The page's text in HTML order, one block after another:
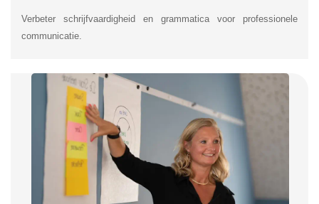
Verbeter schrijfvaardigheid en grammatica voor professionele
communicatie.